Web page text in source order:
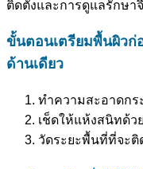
ติดตั้งและการดูแลรักษา
ขั้นตอนเตรียมพื้นผิวก่
ด้านเดียว
ทำความสะอาดกร
เช็ดให้แห้งสนิทด้ว
วัดระยะพื้นที่ที่จะติ